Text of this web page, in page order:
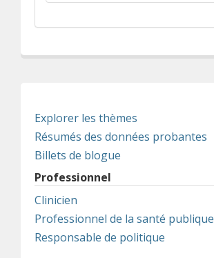
Explorer les thèmes
Résumés des données probantes
Billets de blogue
Professionnel
Clinicien
Professionnel de la santé publique
Responsable de politique